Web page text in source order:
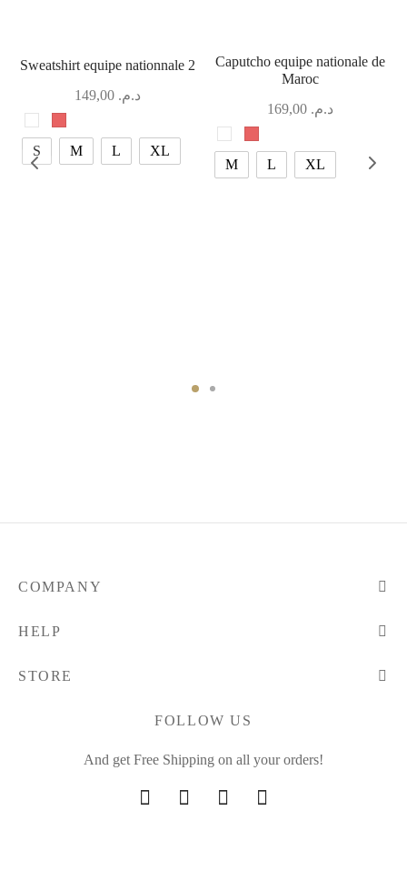
Sweatshirt equipe nationnale 2
د.م.
S M L XL
Caputcho equipe nationale de
Maroc
د.م.
M L XL
COMPANY
HELP
STORE
FOLLOW US
And get Free Shipping on all your orders!